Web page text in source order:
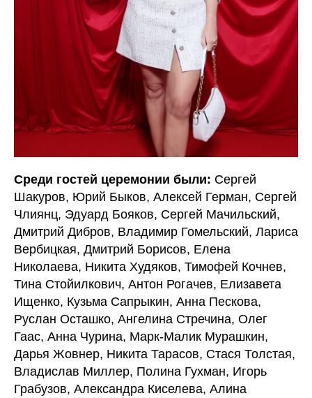
Среди гостей церемонии были: Сергей
Шакуров, Юрий Быков, Алексей Герман, Сергей
Члиянц, Эдуард Бояков, Сергей Мачильский,
Дмитрий Дибров, Владимир Гомельский, Лариса
Вербицкая, Дмитрий Борисов, Елена
Николаева, Никита Худяков, Тимофей Кочнев,
Тина Стойилкович, Антон Рогачев, Елизавета
Ищенко, Кузьма Сапрыкин, Анна Пескова,
Руслан Осташко, Ангелина Стречина, Олег
Гаас, Анна Чурина, Марк-Малик Мурашкин,
Дарья Жовнер, Никита Тарасов, Стася Толстая,
Владислав Миллер, Полина Гухман, Игорь
Грабузов, Александра Киселева, Алина